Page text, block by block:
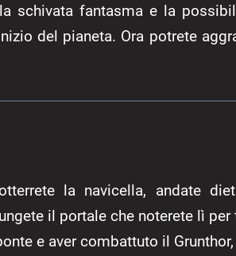
schivata fantasma e la
del pianeta. Ora potrete
la navicella, andate
il portale che noterete lì
e aver combattuto il